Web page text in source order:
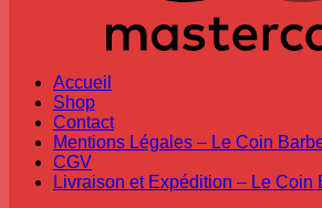
Accueil
Shop
Contact
Mentions Légales – Le Coin
CGV
Livraison et Expédition – Le Coin